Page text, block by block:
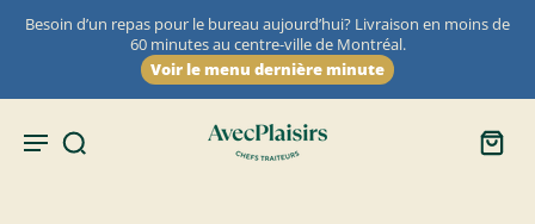
Besoin d’un repas pour le bureau aujourd’hui? Livraison en moins de
60 minutes au centre-ville de Montréal.
Voir le menu dernière minute